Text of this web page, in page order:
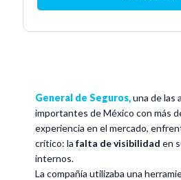
General de Seguros,una de las
importantes de México con más
experiencia en el mercado,
crítico: la falta de visibilidad en
internos.
La compañía utilizaba una